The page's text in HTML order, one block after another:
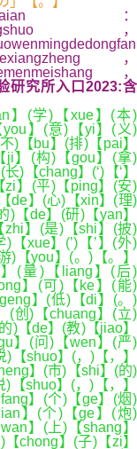
：
，
，
，
研究所入口2023:含
(学)【xue】(本)
you】(意)【yi】(义)
)【bu】(排)【pai】
ji】(构)【gou】(拿)
)【chang】(‘)【‘】
zi】(平)【ping】(安)
de】(心)【xin】(理)
)【de】(研)【yan】
zhi】(是)【shi】(披)
)【xue】(’)【’】(外)
)【you】(。)【。】
(量)【liang】(后)
】(可)【ke】(能)
】(低)【di】(。)
(创)【chuang】(立)
)【de】(教)【jiao】
】(问)【wen】(严)
【shuo】(，)【，】
】(市)【shi】(的)
【shuo】(，)【，】
】(个)【ge】(烟)
】(个)【ge】(炮)
】(上)【shang】
chong】(子)【zi】